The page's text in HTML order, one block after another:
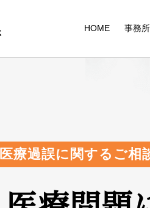
HOME 事務
医療過誤に関するご相